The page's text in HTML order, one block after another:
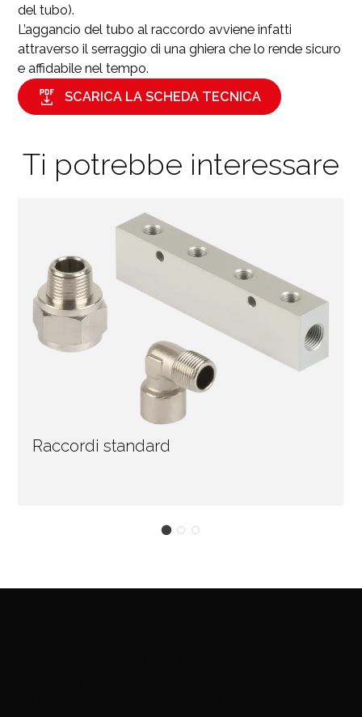
del tubo).
L’aggancio del tubo al raccordo avviene infatti
attraverso il serraggio di una ghiera che lo rende sicuro
e affidabile nel tempo.
SCARICA LA SCHEDA TECNICA
Ti potrebbe interessare
Raccordi standard